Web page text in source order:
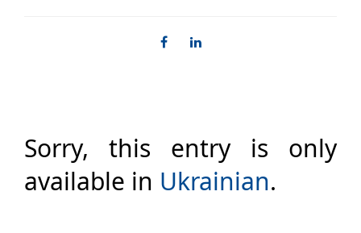
Sorry, this entry is only
available in Ukrainian.